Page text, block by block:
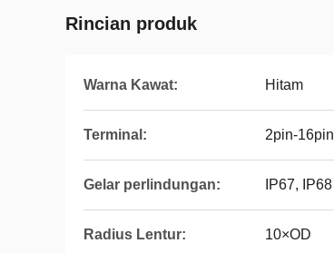
Rincian produk
Warna Kawat: Hitam
Terminal: 2pin-16pin
Gelar perlindungan: IP67, IP68
Radius Lentur: 10×OD